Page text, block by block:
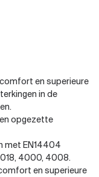
comfort en superieure
in de
opgezette
met EN14404
4000, 4008.
en superieure